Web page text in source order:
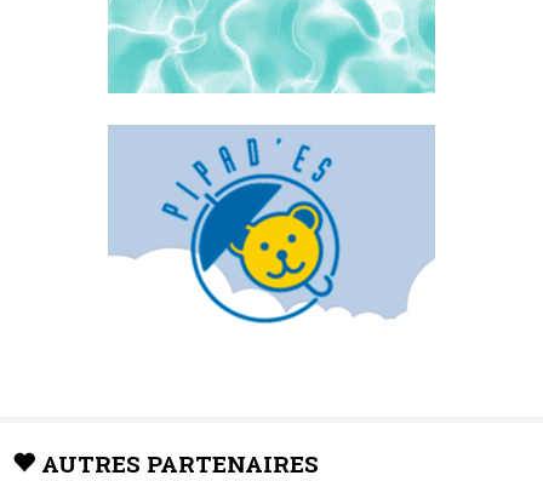
AUTRES PARTENAIRES